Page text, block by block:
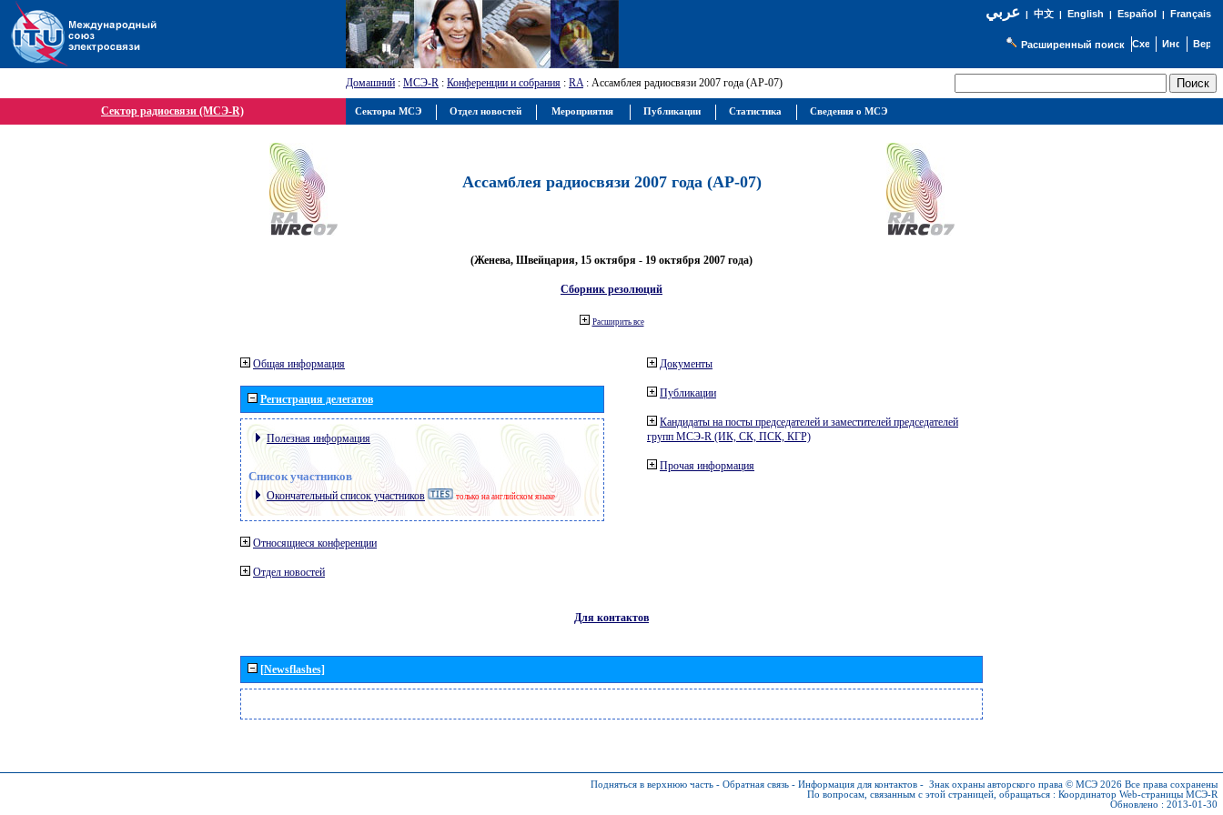
عربي| 中文| English | Español | Français
Расширенный поиск
Домашний : МСЭ-R : Конференции и собрания : RA: Ассамблея радиосвязи 2007 года (АР-07)
Сектор радиосвязи (МСЭ-R)
Ассамблея радиосвязи 2007 года (АР-07)
(Женева, Швейцария, 15 октября - 19 октября 2007 года)
Сборник резолюций
Расширить все
Общая информация
Регистрация делегатов
Полезная информация
Список участников
Окончательный список участников только на английском языке
Относящиеся конференции
Отдел новостей
Документы
Публикации
Кандидаты на посты председателей и заместителей председателей
групп МСЭ-R (ИК, СК, ПСК, КГР)
Прочая информация
Для контактов
[Newsflashes]
Подняться в верхнюю часть - Обратная связь - Информация для контактов - Знак охраны авторского права © МСЭ 2026 Все права сохранены
По вопросам, связанным с этой страницей, обращаться : Координатор Web-страницы МСЭ-R
Обновлено : 2013-01-30
Секторы МСЭ Отдел новостей Мероприятия Публикации Статистика Сведения о МСЭ